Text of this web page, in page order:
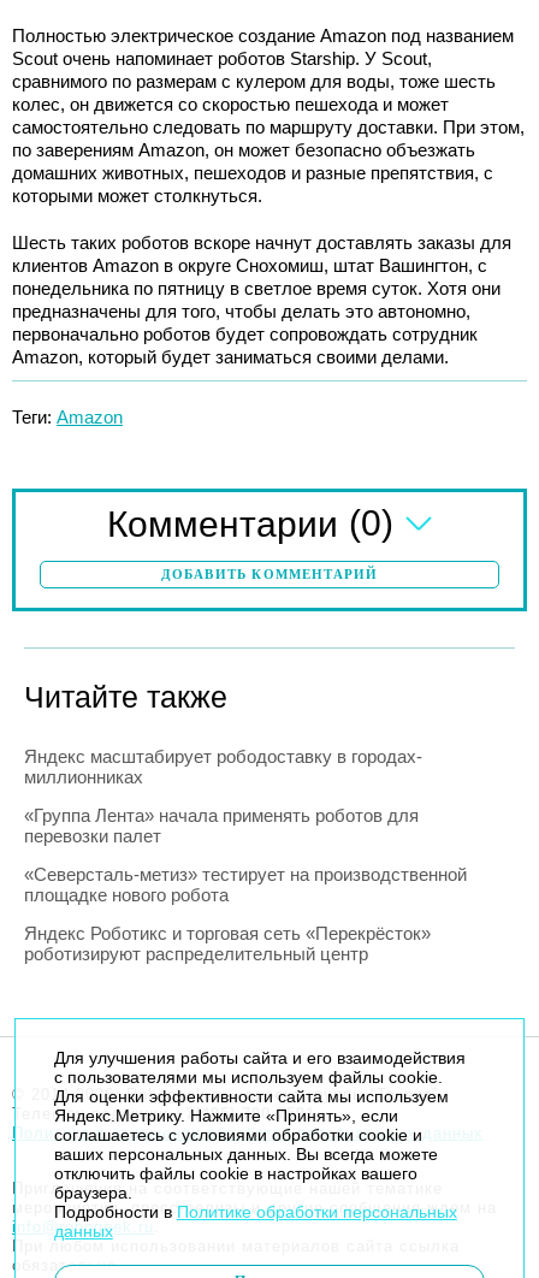
Полностью электрическое создание Amazon под названием
Scout очень напоминает роботов Starship. У Scout,
сравнимого по размерам с кулером для воды, тоже шесть
колес, он движется со скоростью пешехода и может
самостоятельно следовать по маршруту доставки. При этом,
по заверениям Amazon, он может безопасно объезжать
домашних животных, пешеходов и разные препятствия, с
которыми может столкнуться.
Шесть таких роботов вскоре начнут доставлять заказы для
клиентов Amazon в округе Снохомиш, штат Вашингтон, с
понедельника по пятницу в светлое время суток. Хотя они
предназначены для того, чтобы делать это автономно,
первоначально роботов будет сопровождать сотрудник
Amazon, который будет заниматься своими делами.
Теги: Amazon
Комментарии (0)
ДОБАВИТЬ КОММЕНТАРИЙ
Читайте также
Яндекс масштабирует рободоставку в городах-
миллионниках
«Группа Лента» начала применять роботов для
перевозки палет
«Северсталь-метиз» тестирует на производственной
площадке нового робота
Яндекс Роботикс и торговая сеть «Перекрёсток»
роботизируют распределительный центр
© 2014-2026. Robogeek.ru - проект группы “Текарт”.
Телефон редакции+7(495) 790-7591
Политика в отношении обработки персональных данных
Приглашения на соответствующие нашей тематике
мероприятия, пресс-релизы и другие сообщения ждем на
info@robogeek.ru
При любом использовании материалов сайта ссылка
обязательна.
Для улучшения работы сайта и его взаимодействия
с пользователями мы используем файлы cookie.
Для оценки эффективности сайта мы используем
Яндекс.Метрику. Нажмите «Принять», если
соглашаетесь с условиями обработки cookie и
ваших персональных данных. Вы всегда можете
отключить файлы cookie в настройках вашего
браузера.
Подробности в Политике обработки персональных
данных